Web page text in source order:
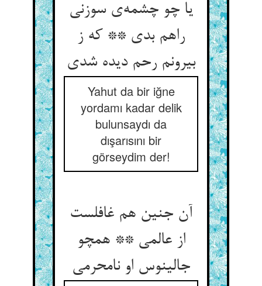
یا چو چشمه‌ی سوزنی
راهم بدی ** که ز
بیرونم رحم دیده شدی
Yahut da bir iğne
yordamı kadar delik
bulunsaydı da
dışarısını bir
görseydim der!
آن جنین هم غافلست
از عالمی ** همچو
جالینوس او نامحرمی